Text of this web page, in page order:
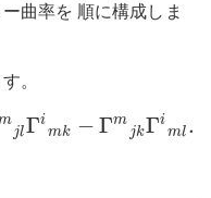
曲率を 順に構成しま
。
jlΓi
mk − Γm
jkΓi
ml .
imk−Γmj kΓi ml.